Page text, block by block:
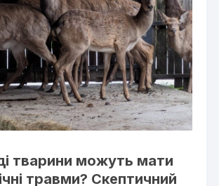
тварини можуть мати
травми? Скептичний